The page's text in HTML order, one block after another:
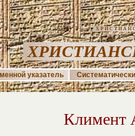
указатель
Климент